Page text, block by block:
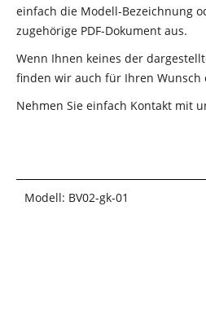
einfach die Modell-Bezeichnung
zugehörige PDF-Dokument aus.
Wenn Ihnen keines der
finden wir auch für Ihren Wunsch
Nehmen Sie einfach Kontakt mit
Modell: BV02-gk-01